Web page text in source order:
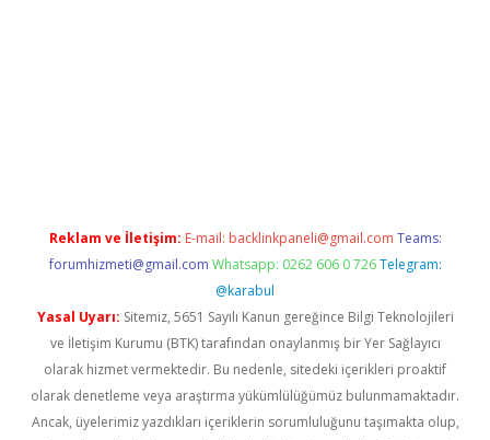
Reklam ve İletişim: E-mail: backlinkpaneli@gmail.com Teams:
forumhizmeti@gmail.com Whatsapp: 0262 606 0 726 Telegram:
@karabul
Yasal Uyarı: Sitemiz, 5651 Sayılı Kanun gereğince Bilgi Teknolojileri
ve İletişim Kurumu (BTK) tarafından onaylanmış bir Yer Sağlayıcı
olarak hizmet vermektedir. Bu nedenle, sitedeki içerikleri proaktif
olarak denetleme veya araştırma yükümlülüğümüz bulunmamaktadır.
Ancak, üyelerimiz yazdıkları içeriklerin sorumluluğunu taşımakta olup,